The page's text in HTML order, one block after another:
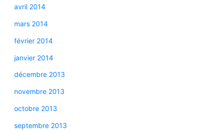
avril 2014
mars 2014
février 2014
janvier 2014
décembre 2013
novembre 2013
octobre 2013
septembre 2013